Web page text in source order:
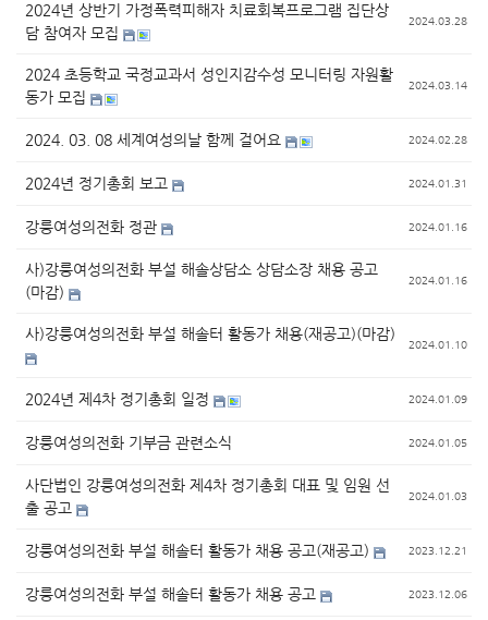
2024년 상반기 가정폭력피해자 치료회복프로그램 집단상
담 참여자 모집
2024.03.28
2024 초등학교 국정교과서 성인지감수성 모니터링 자원활
동가 모집
2024.03.14
2024. 03. 08 세계여성의날 함께 걸어요 2024.02.28
2024년 정기총회 보고 2024.01.31
강릉여성의전화 정관 2024.01.16
사)강릉여성의전화 부설 해솔상담소 상담소장 채용 공고
(마감)
2024.01.16
사)강릉여성의전화 부설 해솔터 활동가 채용(재공고)(마감)
2024.01.10
2024년 제4차 정기총회 일정 2024.01.09
강릉여성의전화 기부금 관련소식 2024.01.05
사단법인 강릉여성의전화 제4차 정기총회 대표 및 임원 선
출 공고
2024.01.03
강릉여성의전화 부설 해솔터 활동가 채용 공고(재공고) 2023.12.21
강릉여성의전화 부설 해솔터 활동가 채용 공고 2023.12.06